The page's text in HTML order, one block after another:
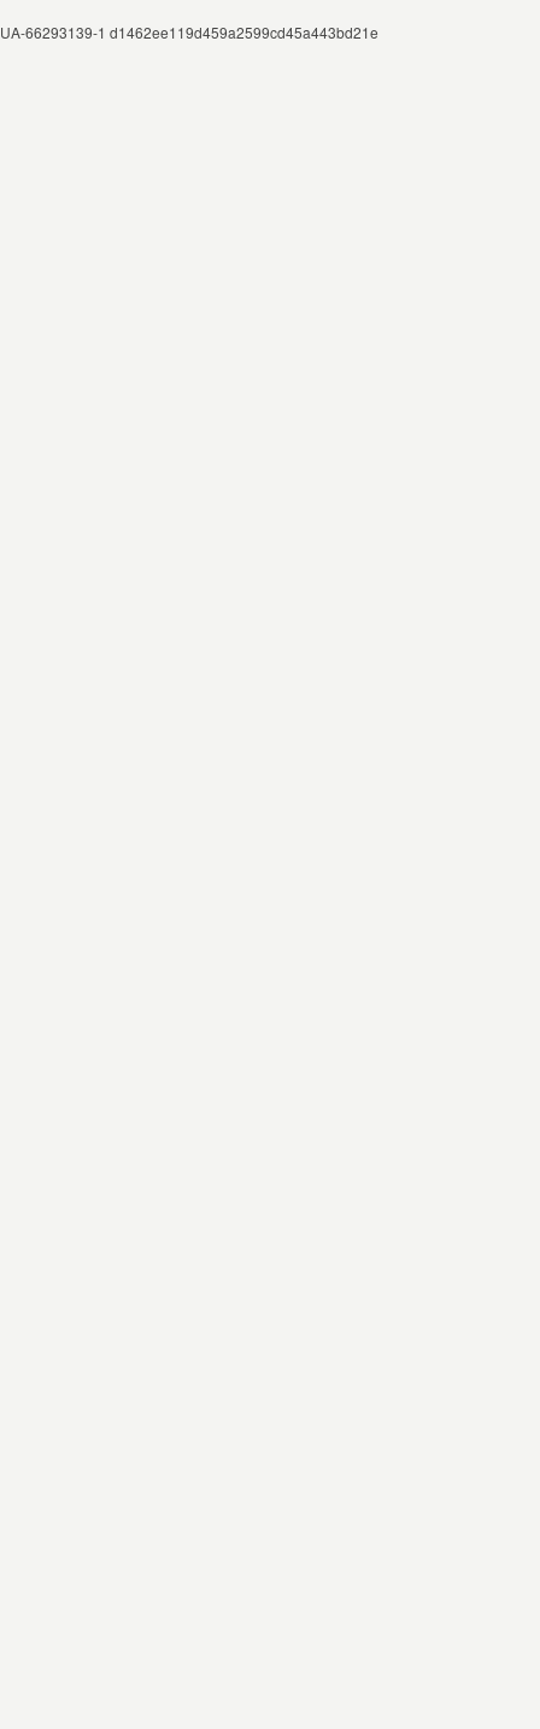
UA-66293139-1 d1462ee119d459a2599cd45a443bd21e